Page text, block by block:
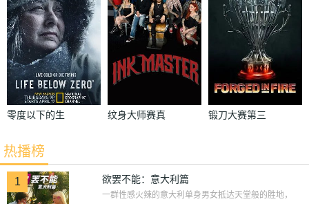
零度以下的生
纹身大师赛真
锻刀大赛第三
热播榜
1 欲罢不能：意大利篇
一群性感火辣的意大利单身男女抵达天堂般的胜地，